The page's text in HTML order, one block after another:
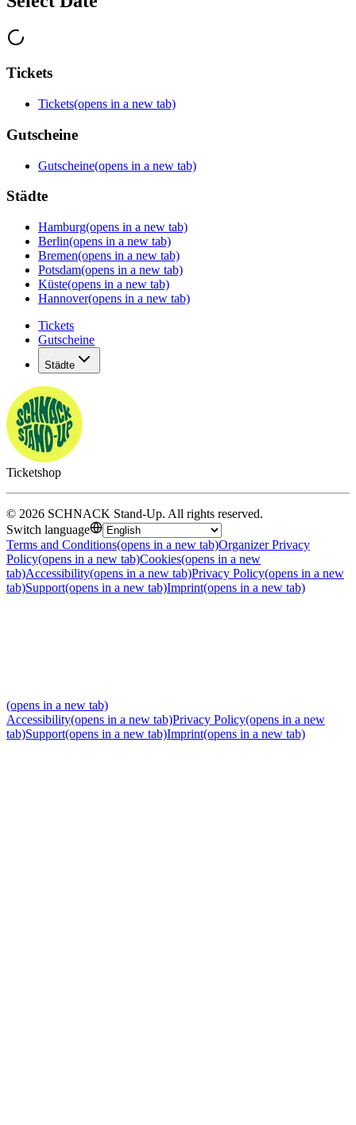
Tickets
Tickets(opens in a new tab)
Gutscheine
Gutscheine(opens in a new tab)
Städte
Hamburg(opens in a new tab)
Berlin(opens in a new tab)
Bremen(opens in a new tab)
Potsdam(opens in a new tab)
Küste(opens in a new tab)
Hannover(opens in a new tab)
Tickets
Gutscheine
Städte
Ticketshop
© 2026 SCHNACK Stand-Up. All rights reserved.
Switch language
Terms and Conditions(opens in a new tab)Organizer Privacy
Policy(opens in a new tab)Cookies(opens in a new
tab)Accessibility(opens in a new tab)Privacy Policy(opens in a new
tab)Support(opens in a new tab)Imprint(opens in a new tab)
(opens in a new tab)
Accessibility(opens in a new tab)Privacy Policy(opens in a new
tab)Support(opens in a new tab)Imprint(opens in a new tab)